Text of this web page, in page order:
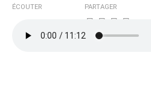
ÉCOUTER PARTAGER